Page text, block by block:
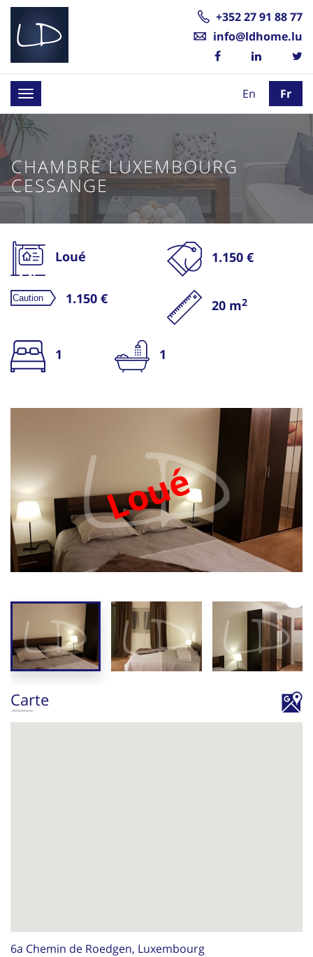
+352 27 91 88 77
info@ldhome.lu
Toggle
navigation
En Fr
CHAMBRE LUXEMBOURG
CESSANGE
Loué 1.150 €
1.150 € 20 m2
1 1
Loué
Carte
6a Chemin de Roedgen, Luxembourg